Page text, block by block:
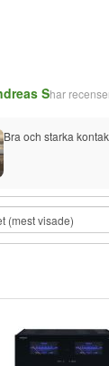
Shar
Bra och starka